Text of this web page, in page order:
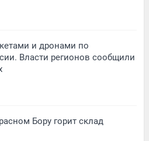
и дронами по
Власти регионов сообщили
Бору горит склад